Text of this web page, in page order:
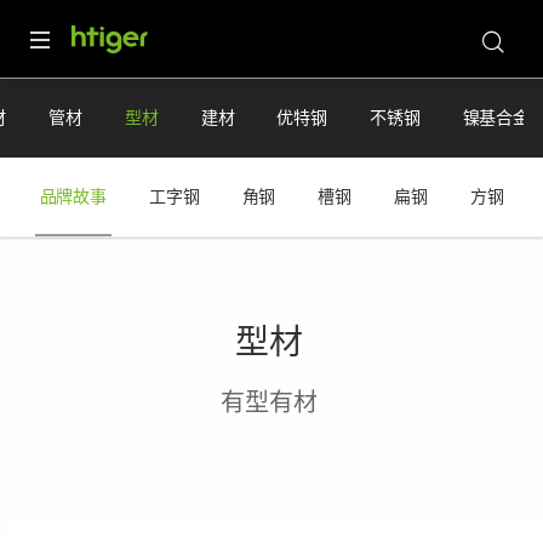
管材 型材 建材 优特钢 不锈钢 镍基合金
品牌故事 工字钢 角钢 槽钢 扁钢 方钢
型材
有型有材